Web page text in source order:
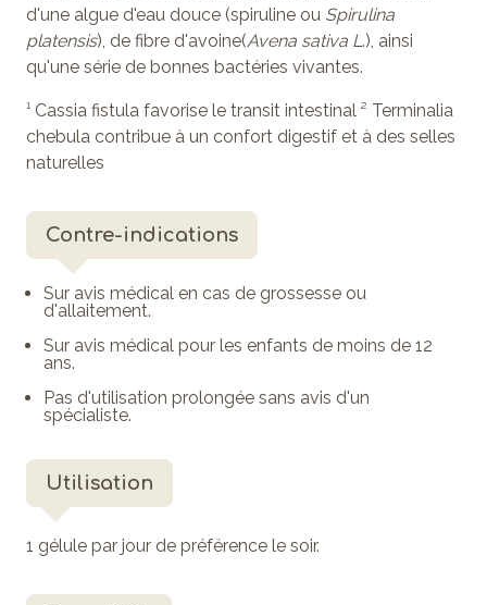
d'une algue d'eau douce (spiruline ou Spirulina
platensis), de fibre d'avoine(Avena sativa L .), ainsi
qu'une série de bonnes bactéries vivantes.
¹ Cassia fistula favorise le transit intestinal ² Terminalia
chebula contribue à un confort digestif et à des selles
naturelles
Contre-indications
Sur avis médical en cas de grossesse ou
d'allaitement.
Sur avis médical pour les enfants de moins de 12
ans.
Pas d'utilisation prolongée sans avis d'un
spécialiste.
Utilisation
1 gélule par jour de préférence le soir.